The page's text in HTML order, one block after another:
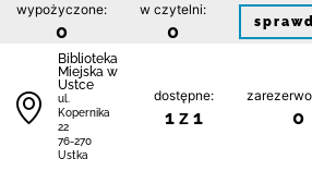
wypożyczone:
0
w czytelni:
0
Biblioteka
Miejska w
Ustce
ul.
Kopernika
22
76-270
Ustka
dostępne:
1 z 1 0